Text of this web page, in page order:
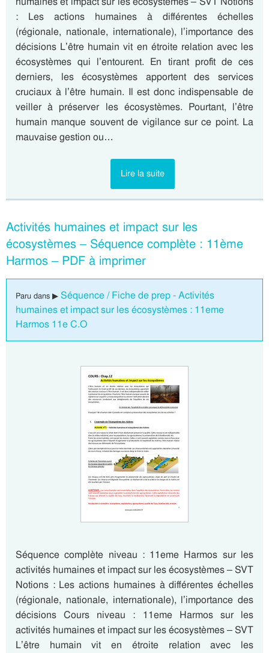
: Les actions humaines à différentes échelles
(régionale, nationale, internationale), l’importance des
décisions L’être humain vit en étroite relation avec les
écosystèmes qui l’entourent. En tirant profit de ces
derniers, les écosystèmes apportent des services
cruciaux à l’être humain. Il est donc indispensable de
veiller à préserver les écosystèmes. Pourtant, l’être
humain manque souvent de vigilance sur ce point. La
mauvaise gestion ou…
Lire la suite
Activités humaines et impact sur les
écosystèmes – Séquence complète : 11ème
Harmos – PDF à imprimer
Paru dans ▶ Séquence / Fiche de prep - Activités
humaines et impact sur les écosystèmes : 11eme
Harmos 11e C.O
Séquence complète niveau : 11eme Harmos sur les
activités humaines et impact sur les écosystèmes – SVT
Notions : Les actions humaines à différentes échelles
(régionale, nationale, internationale), l’importance des
décisions Cours niveau : 11eme Harmos sur les
activités humaines et impact sur les écosystèmes – SVT
L’être humain vit en étroite relation avec les